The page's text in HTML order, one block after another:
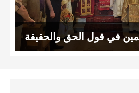
في قول الحق والحقيقة